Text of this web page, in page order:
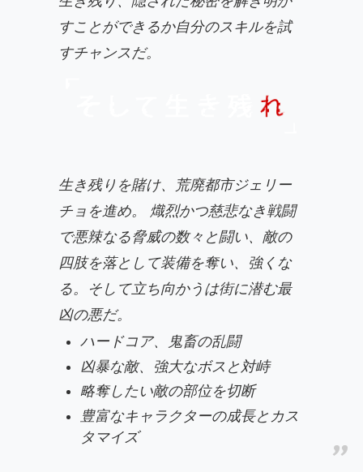
すことができるか自分のスキルを試
すチャンスだ。
生き残りを賭け、荒廃都市ジェリー
チョを進め。 熾烈かつ慈悲なき戦闘
で悪辣なる脅威の数々と闘い、敵の
四肢を落として装備を奪い、強くな
る。そして立ち向かうは街に潜む最
凶の悪だ。
ハードコア、鬼畜の乱闘
凶暴な敵、強大なボスと対峙
略奪したい敵の部位を切断
豊富なキャラクターの成長とカス
タマイズ